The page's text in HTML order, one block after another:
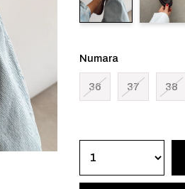
Numara
36 37 38